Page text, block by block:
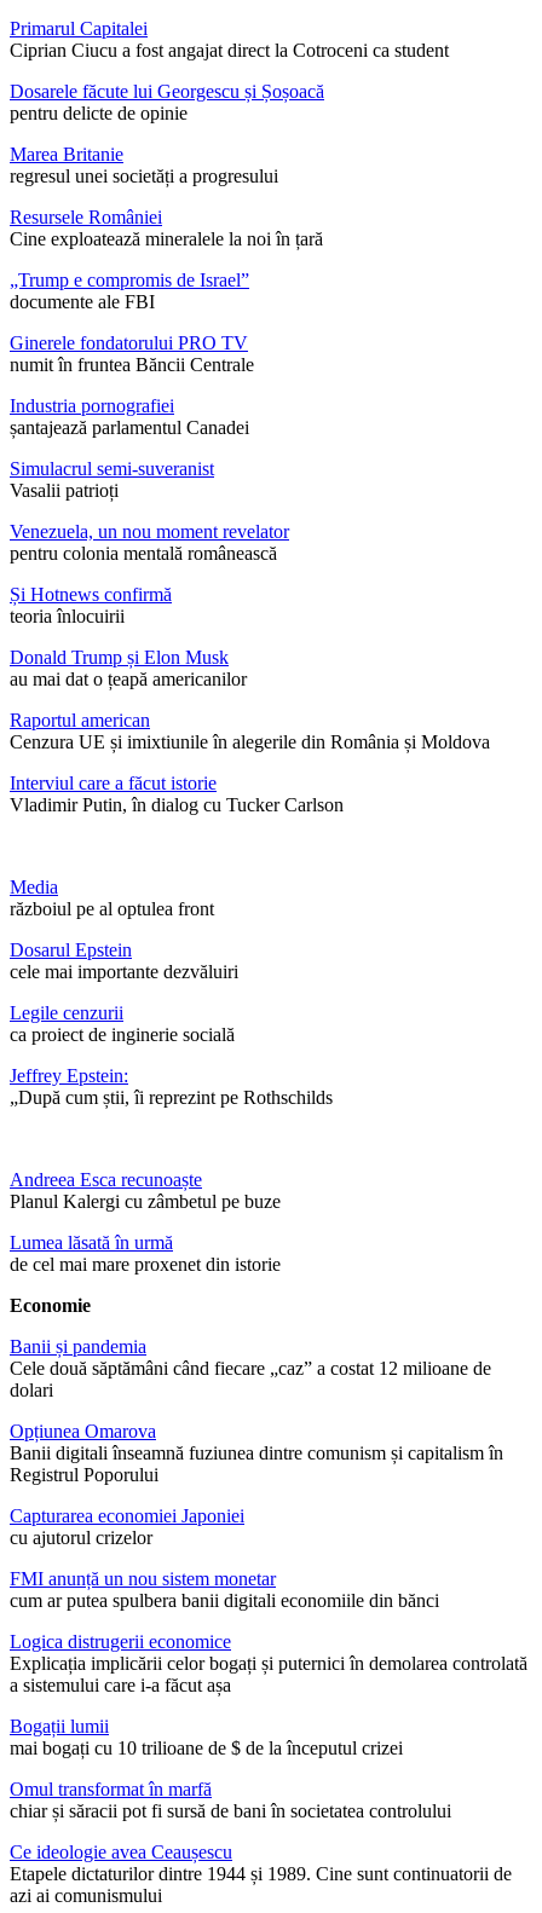
Primarul Capitalei
Ciprian Ciucu a fost angajat direct la Cotroceni ca student
Dosarele făcute lui Georgescu și Șoșoacă
pentru delicte de opinie
Marea Britanie
regresul unei societăți a progresului
Resursele României
Cine exploatează mineralele la noi în țară
„Trump e compromis de Israel”
documente ale FBI
Ginerele fondatorului PRO TV
numit în fruntea Băncii Centrale
Industria pornografiei
șantajează parlamentul Canadei
Simulacrul semi-suveranist
Vasalii patrioți
Venezuela, un nou moment revelator
pentru colonia mentală românească
Și Hotnews confirmă
teoria înlocuirii
Donald Trump și Elon Musk
au mai dat o țeapă americanilor
Raportul american
Cenzura UE și imixtiunile în alegerile din România și Moldova
Interviul care a făcut istorie
Vladimir Putin, în dialog cu Tucker Carlson
Media
războiul pe al optulea front
Dosarul Epstein
cele mai importante dezvăluiri
Legile cenzurii
ca proiect de inginerie socială
Jeffrey Epstein:
„După cum știi, îi reprezint pe Rothschilds
Andreea Esca recunoaște
Planul Kalergi cu zâmbetul pe buze
Lumea lăsată în urmă
de cel mai mare proxenet din istorie
Economie
Banii și pandemia
Cele două săptămâni când fiecare „caz” a costat 12 milioane de
dolari
Opțiunea Omarova
Banii digitali înseamnă fuziunea dintre comunism și capitalism în
Registrul Poporului
Capturarea economiei Japoniei
cu ajutorul crizelor
FMI anunță un nou sistem monetar
cum ar putea spulbera banii digitali economiile din bănci
Logica distrugerii economice
Explicația implicării celor bogați și puternici în demolarea controlată
a sistemului care i-a făcut așa
Bogații lumii
mai bogați cu 10 trilioane de $ de la începutul crizei
Omul transformat în marfă
chiar și săracii pot fi sursă de bani în societatea controlului
Ce ideologie avea Ceaușescu
Etapele dictaturilor dintre 1944 și 1989. Cine sunt continuatorii de
azi ai comunismului